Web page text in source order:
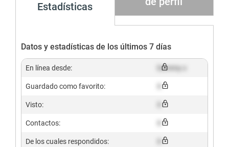
Estadísticas
Datos y estadísticas de los últimos 7 días
En línea desde: Dummy x
Guardado como favorito:
Visto:
Contactos:
De los cuales respondidos: